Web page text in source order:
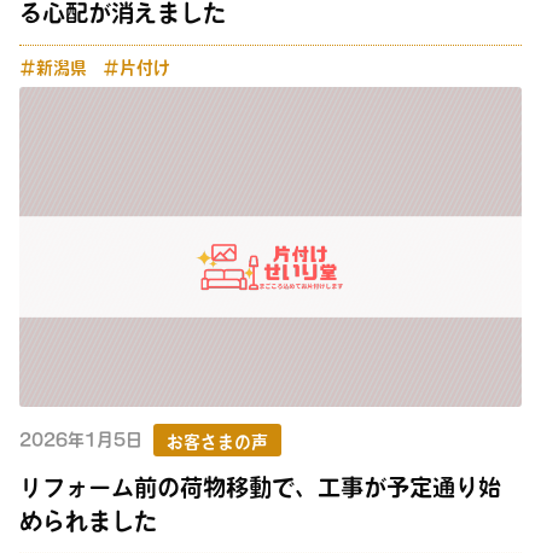
る心配が消えました
＃新潟県 ＃片付け
2026年1月5日 お客さまの声
リフォーム前の荷物移動で、工事が予定通り始
められました